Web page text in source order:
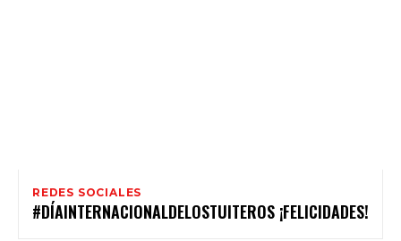
REDES SOCIALES
#DÍAINTERNACIONALDELOSTUITEROS ¡FELICIDADES!